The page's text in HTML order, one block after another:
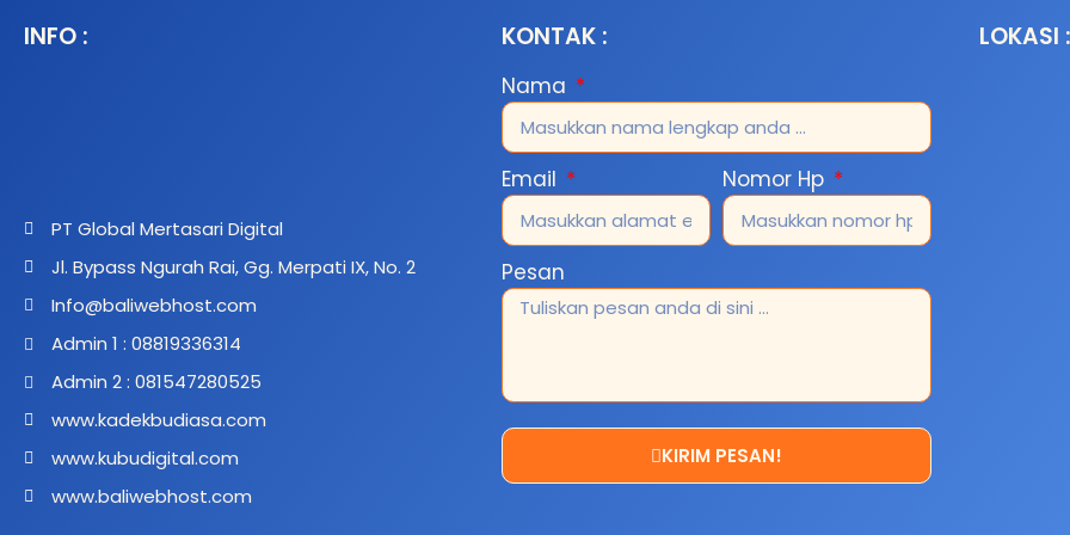
INFO :
PT Global Mertasari Digital
Jl. Bypass Ngurah Rai, Gg. Merpati IX, No. 2
Info@baliwebhost.com
Admin 1 : 08819336314
Admin 2 : 081547280525
www.kadekbudiasa.com
www.kubudigital.com
www.baliwebhost.com
KONTAK :
Nama
Email Nomor Hp
Pesan
KIRIM PESAN!
LOKASI :